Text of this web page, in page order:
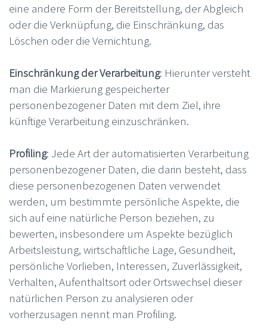
eine andere Form der Bereitstellung, der Abgleich
oder die Verknüpfung, die Einschränkung, das
Löschen oder die Vernichtung.
Einschränkung der Verarbeitung: Hierunter versteht
man die Markierung gespeicherter
personenbezogener Daten mit dem Ziel, ihre
künftige Verarbeitung einzuschränken.
Profiling: Jede Art der automatisierten Verarbeitung
personenbezogener Daten, die darin besteht, dass
diese personenbezogenen Daten verwendet
werden, um bestimmte persönliche Aspekte, die
sich auf eine natürliche Person beziehen, zu
bewerten, insbesondere um Aspekte bezüglich
Arbeitsleistung, wirtschaftliche Lage, Gesundheit,
persönliche Vorlieben, Interessen, Zuverlässigkeit,
Verhalten, Aufenthaltsort oder Ortswechsel dieser
natürlichen Person zu analysieren oder
vorherzusagen nennt man Profiling.